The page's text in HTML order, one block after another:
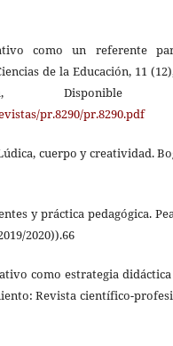
como un referente
de la Educación, 11
Disponible
pr.8290/pr.8290.pdf
cuerpo y creatividad.
y práctica pedagógica.
2020)).66
como estrategia
Revista científico-